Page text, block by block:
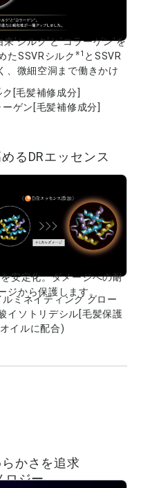
来'シルク'と'コラーゲン'を
たSSVRシルク ※1 とSSVR
、微細空洞まで働きかけ
[毛髪補修成分]
ゲン[毛髪補修成分]
るDRエッセンス
安定化。ダメージへの耐
ジから保護します。
ミネイティング グロー
イソトリデシル[毛髪保護
イルに配合)
かさを追求
ロジー